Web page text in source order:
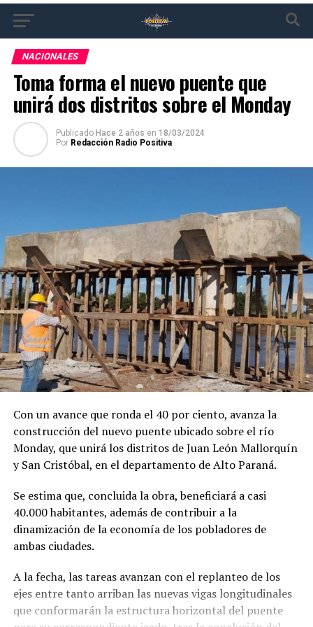
NACIONALES
Toma forma el nuevo puente que
unirá dos distritos sobre el Monday
Publicado Hace 2 años en 18/03/2024
Por Redacción Radio Positiva
Con un avance que ronda el 40 por ciento, avanza la
construcción del nuevo puente ubicado sobre el río
Monday, que unirá los distritos de Juan León Mallorquín
y San Cristóbal, en el departamento de Alto Paraná.
Se estima que, concluida la obra, beneficiará a casi
40.000 habitantes, además de contribuir a la
dinamización de la economía de los pobladores de
ambas ciudades.
A la fecha, las tareas avanzan con el replanteo de los
ejes entre tanto arriban las nuevas vigas longitudinales
que conformarán la estructura horizontal del puente